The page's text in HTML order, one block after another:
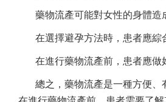
藥物流產可能對女性的身體
在選擇避孕方法時，患者應
在進行藥物流產前，患者應
總之，藥物流產是一種方便、